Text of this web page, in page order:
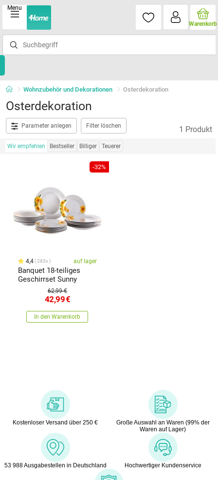
Menu
Warenkorb
Wohnzubehör und Dekorationen Osterdekoration
Osterdekoration
Parameter anlegen Filter löschen 1 Produkt
Wir empfehlen Bestseller Billiger Teuerer
-32%
4,4 283x auf lager
Banquet 18-teiliges
Geschirrset Sunny
62,99 €
42,99€
In den Warenkorb
Kostenloser Versand über 250 €
Große Auswahl an Waren (99% der
Waren auf Lager)
53 988 Ausgabestellen in Deutschland Hochwertiger Kundenservice